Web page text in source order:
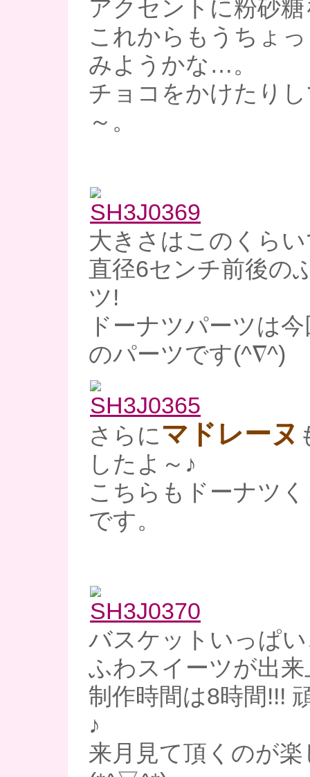
アクセントに粉砂
これからもうちょ
みようかな…。
チョコをかけたり
～。
大きさはこのくら
直径6センチ前後の
ツ!
ドーナツパーツは
のパーツです(^∇^)
さらにマドレーヌ
したよ～♪
こちらもドーナツ
です。
バスケットいっぱ
ふわスイーツが出
制作時間は8時間!!!
♪
来月見て頂くのが